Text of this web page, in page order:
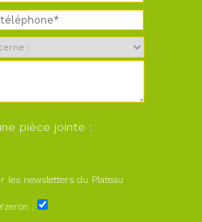
pièce jointe :
les newsletters du Plateau
: